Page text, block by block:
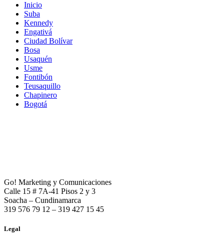
Inicio
Suba
Kennedy
Engativá
Ciudad Bolívar
Bosa
Usaquén
Usme
Fontibón
Teusaquillo
Chapinero
Bogotá
Go! Marketing y Comunicaciones
Calle 15 # 7A-41 Pisos 2 y 3
Soacha – Cundinamarca
319 576 79 12 – 319 427 15 45
Legal